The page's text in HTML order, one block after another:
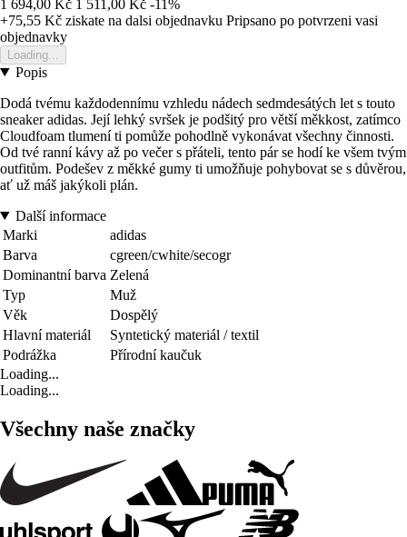
1 694,00 Kč 1 511,00 Kč -11%
+75,55 Kč ziskate na dalsi objednavku Pripsano po potvrzeni vasi
objednavky
Loading...
Popis
Dodá tvému každodennímu vzhledu nádech sedmdesátých let s touto
sneaker adidas. Její lehký svršek je podšitý pro větší měkkost, zatímco
Cloudfoam tlumení ti pomůže pohodlně vykonávat všechny činnosti.
Od tvé ranní kávy až po večer s přáteli, tento pár se hodí ke všem tvým
outfitům. Podešev z měkké gumy ti umožňuje pohybovat se s důvěrou,
ať už máš jakýkoli plán.
Další informace
Marki
adidas
Barva
cgreen/cwhite/secogr
Dominantní barva Zelená
Typ
Muž
Věk
Dospělý
Hlavní materiál
Syntetický materiál / textil
Podrážka
Přírodní kaučuk
Loading...
Loading...
Všechny naše značky